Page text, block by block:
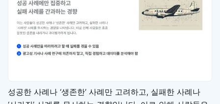
성공한 사례나 ‘생존한’ 사례만 고려하고, 실패한 사례나